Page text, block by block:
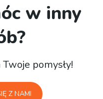
w inny
pomysły!
Z NAMI